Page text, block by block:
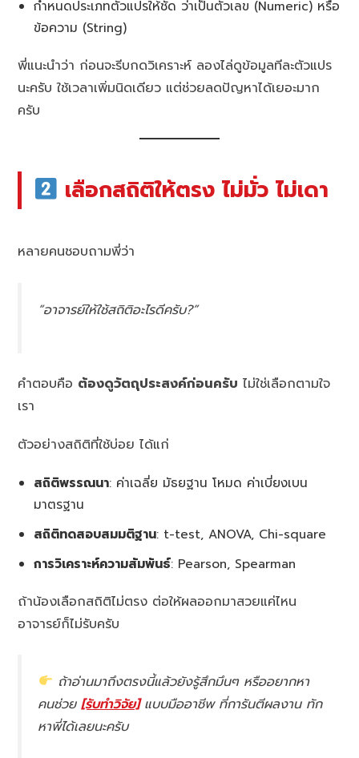
กำหนดประเภทตัวแปรให้ชัด ว่าเป็นตัวเลข (Numeric) หรือ
ข้อความ (String)
พี่แนะนำว่า ก่อนจะรีบกดวิเคราะห์ ลองไล่ดูข้อมูลทีละตัวแปร
นะครับ ใช้เวลาเพิ่มนิดเดียว แต่ช่วยลดปัญหาได้เยอะมาก
ครับ
เลือกสถิติให้ตรง ไม่มั่ว ไม่เดา
หลายคนชอบถามพี่ว่า
“อาจารย์ให้ใช้สถิติอะไรดีครับ?”
คำตอบคือ ต้องดูวัตถุประสงค์ก่อนครับ ไม่ใช่เลือกตามใจ
เรา
ตัวอย่างสถิติที่ใช้บ่อย ได้แก่
สถิติพรรณนา: ค่าเฉลี่ย มัธยฐาน โหมด ค่าเบี่ยงเบน
มาตรฐาน
สถิติทดสอบสมมติฐาน: t-test, ANOVA, Chi-square
การวิเคราะห์ความสัมพันธ์: Pearson, Spearman
ถ้าน้องเลือกสถิติไม่ตรง ต่อให้ผลออกมาสวยแค่ไหน
อาจารย์ก็ไม่รับครับ
ถ้าอ่านมาถึงตรงนี้แล้วยังรู้สึกมึนๆ หรืออยากหา
คนช่วย[รับทำวิจัย]แบบมืออาชีพ ที่การันตีผลงาน ทัก
หาพี่ได้เลยนะครับ